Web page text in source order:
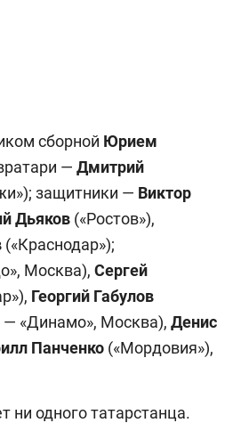
сборной Юрием
— Дмитрий
защитники — Виктор
Дьяков («Ростов»),
(«Краснодар»);
Москва), Сергей
Георгий Габулов
— «Динамо», Москва), Денис
Панченко («Мордовия»),
ни одного татарстанца.